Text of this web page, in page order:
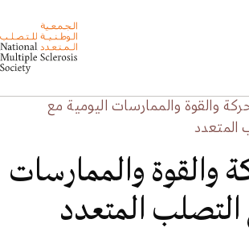
والقوة والممارسات اليومية مع
المتعدد
والقوة والممارسات
التصلب المتعدد